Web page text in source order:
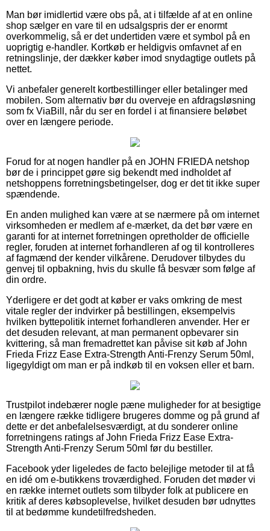
Man bør imidlertid være obs på, at i tilfælde af at en online
shop sælger en vare til en udsalgspris der er enormt
overkommelig, så er det undertiden være et symbol på en
uoprigtig e-handler. Kortkøb er heldigvis omfavnet af en
retningslinje, der dækker køber imod snydagtige outlets på
nettet.
Vi anbefaler generelt kortbestillinger eller betalinger med
mobilen. Som alternativ bør du overveje en afdragsløsning
som fx ViaBill, når du ser en fordel i at finansiere beløbet
over en længere periode.
Forud for at nogen handler på en JOHN FRIEDA netshop
bør de i princippet gøre sig bekendt med indholdet af
netshoppens forretningsbetingelser, dog er det tit ikke super
spændende.
En anden mulighed kan være at se nærmere på om internet
virksomheden er medlem af e-mærket, da det bør være en
garanti for at internet forretningen opretholder de officielle
regler, foruden at internet forhandleren af og til kontrolleres
af fagmænd der kender vilkårene. Derudover tilbydes du
genvej til opbakning, hvis du skulle få besvær som følge af
din ordre.
Yderligere er det godt at køber er vaks omkring de mest
vitale regler der indvirker på bestillingen, eksempelvis
hvilken byttepolitik internet forhandleren anvender. Her er
det desuden relevant, at man permanent opbevarer sin
kvittering, så man fremadrettet kan påvise sit køb af John
Frieda Frizz Ease Extra-Strength Anti-Frenzy Serum 50ml,
ligegyldigt om man er på indkøb til en voksen eller et barn.
Trustpilot indebærer nogle pæne muligheder for at besigtige
en længere række tidligere brugeres domme og på grund af
dette er det anbefalelsesværdigt, at du sonderer online
forretningens ratings af John Frieda Frizz Ease Extra-
Strength Anti-Frenzy Serum 50ml før du bestiller.
Facebook yder ligeledes de facto belejlige metoder til at få
en idé om e-butikkens troværdighed. Foruden det møder vi
en række internet outlets som tilbyder folk at publicere en
kritik af deres købsoplevelse, hvilket desuden bør udnyttes
til at bedømme kundetilfredsheden.